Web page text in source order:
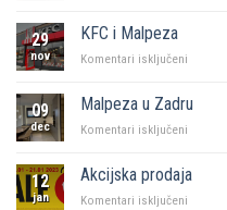
29
nov
KFC i Malpeza
Komentari isključeni
Malpeza
09
dec
Malpeza u Zadru
Komentari isključeni
Zadru
12
jan
Akcijska prodaja
Komentari isključeni